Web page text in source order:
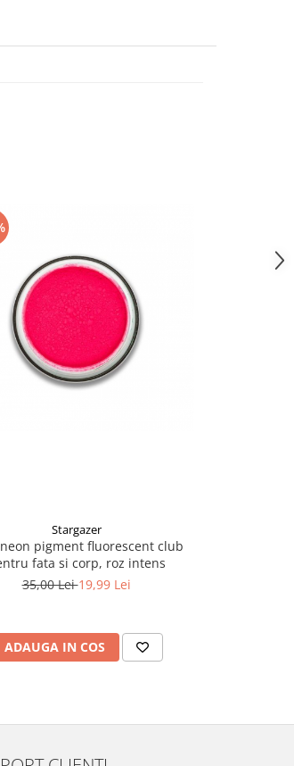
Stargazer
pigment fluorescent club
fata si corp, roz intens
35,00 Lei19,99 Lei
ADAUGA IN COS